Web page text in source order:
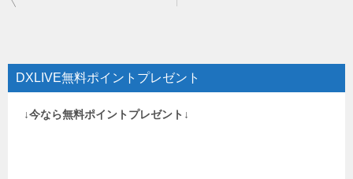
ビ
ゲ
DXLIVE無料ポイントプレゼント
↓今なら無料ポイントプレゼント↓